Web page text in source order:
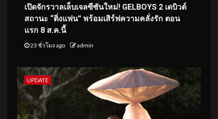
เปิดจักรวาลเล็บเจลซีซันใหม่! GELBOYS 2 เดบิวต์
สถานะ “ติ่งแฟน” พร้อมเสิร์ฟความคลั่งรัก ตอน
แรก 8 ส.ค.นี้
23 ชั่วโมง ago admin
UPDATE